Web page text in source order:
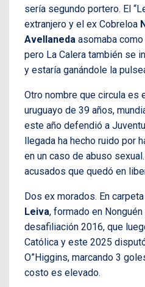
sería segundo portero. El
extranjero y el ex Cobreloa
Avellaneda asomaba
pero La Calera también se
y estaría ganándole la
Otro nombre que circula es
uruguayo de 39 años,
este año defendió a
llegada ha hecho ruido por
en un caso de abuso
acusados que quedó en
Dos ex morados. En
Leiva, formado en
desafiliación 2016, que
Católica y este 2025
O”Higgins, marcando 3
costo es elevado.